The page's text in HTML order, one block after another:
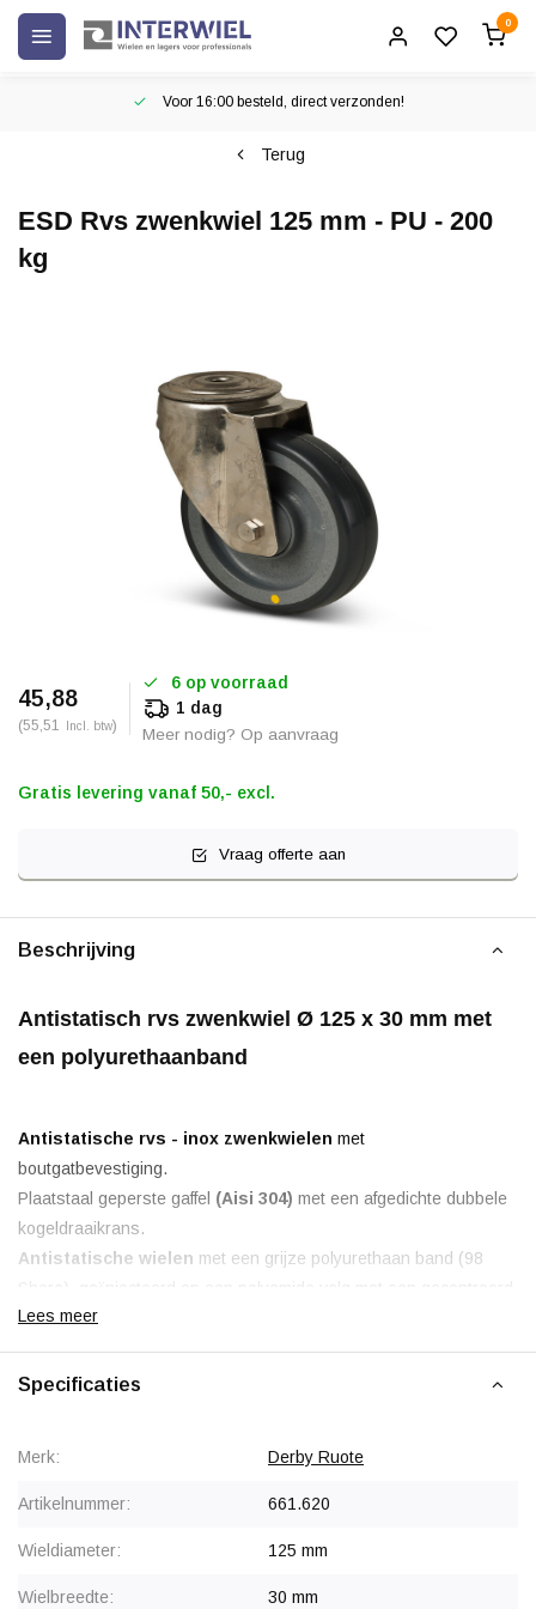
0
Voor 16:00 besteld, direct verzonden!
Terug
ESD Rvs zwenkwiel 125 mm - PU - 200
kg
45,88
(55,51 Incl. btw)
6 op voorraad
1 dag
Meer nodig? Op aanvraag
Gratis levering vanaf 50,- excl.
Vraag offerte aan
Beschrijving
Antistatisch rvs zwenkwiel Ø 125 x 30 mm met
een polyurethaanband
Antistatische rvs - inox zwenkwielen met
boutgatbevestiging.
Plaatstaal geperste gaffel (Aisi 304) met een afgedichte dubbele
kogeldraaikrans.
Antistatische wielen met een grijze polyurethaan band (98
rvs / inox kogellager
Antistatisch < 100.000 Ohm
Lees meer
Specificaties
Merk: Derby Ruote
Artikelnummer: 661.620
Wieldiameter: 125 mm
Wielbreedte: 30 mm